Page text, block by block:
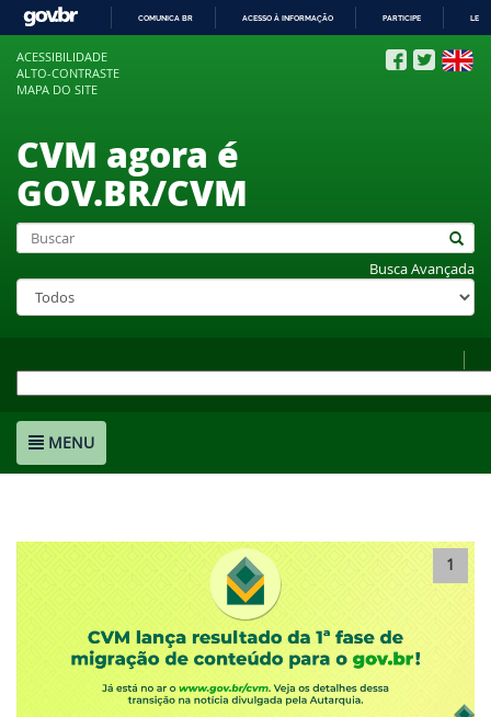
COMUNICA BR ACESSO À INFORMAÇÃO PARTICIPE
ACESSIBILIDADE
ALTO-CONTRASTE
MAPA DO SITE
CVM agora é
GOV.BR/CVM
Busca Avançada
MENU
1